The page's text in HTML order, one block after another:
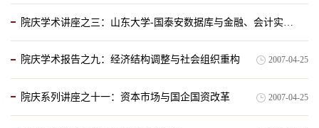
院庆学术报告之九：经济结构调整与社会组织重构 2007-04-25
院庆系列讲座之十一：资本市场与国企国资改革 2007-04-25